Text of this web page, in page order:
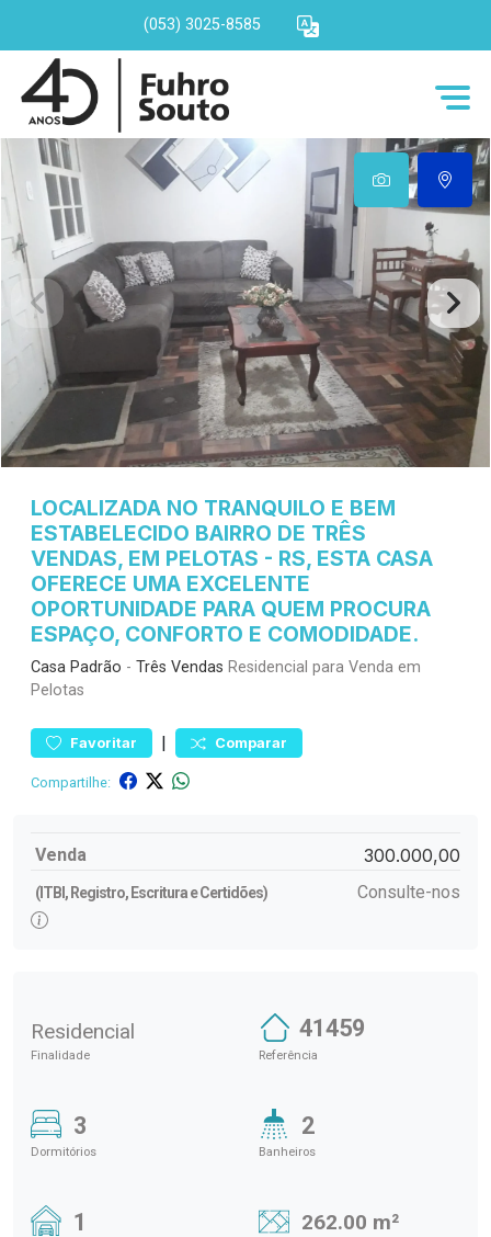
(053) 3025-8585
LOCALIZADA NO TRANQUILO E BEM
ESTABELECIDO BAIRRO DE TRÊS
VENDAS, EM PELOTAS - RS, ESTA CASA
OFERECE UMA EXCELENTE
OPORTUNIDADE PARA QUEM PROCURA
ESPAÇO, CONFORTO E COMODIDADE.
Casa Padrão - Três Vendas Residencial para Venda em
Pelotas
Favoritar | Comparar
Compartilhe:
Venda 300.000,00
(ITBI, Registro, Escritura e Certidões) Consulte-nos
Residencial
Finalidade
41459
Referência
3
Dormitórios
2
Banheiros
1 262.00 m²